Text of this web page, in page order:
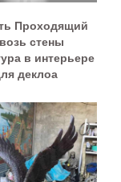
Проходящий
стены
в интерьере
деклоа